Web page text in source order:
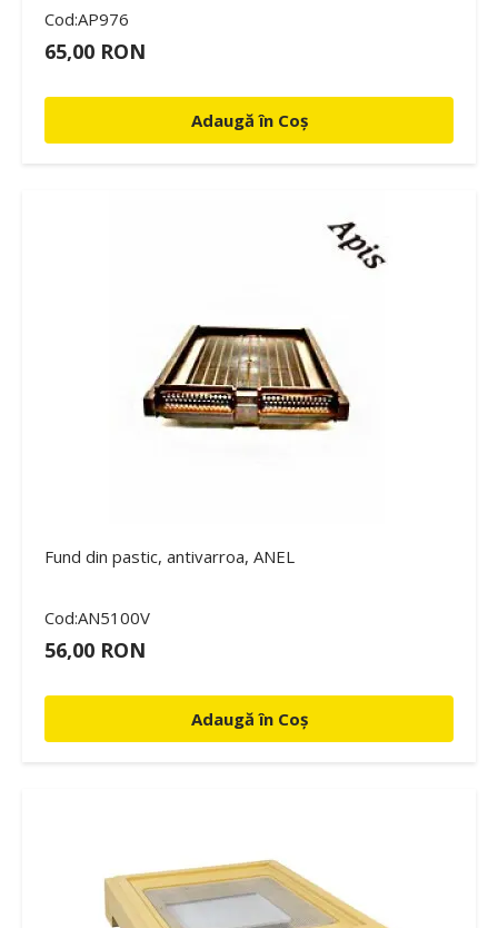
Cod:AP976
65,00 RON
Adaugă în Coș
Fund din pastic, antivarroa, ANEL
Cod:AN5100V
56,00 RON
Adaugă în Coș